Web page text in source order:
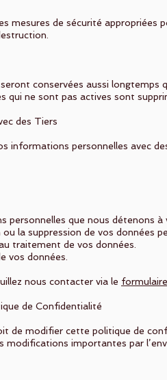
mesures de sécurité appropriées
conservées aussi
qui ne sont pas actives sont
des Tiers
informations personnelles avec
personnelles que nous détenons à
la suppression de vos données
traitement de vos données.
vos données.
nous contacter via le
de Confidentialité
de modifier cette politique de
importantes par